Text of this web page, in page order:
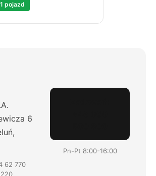
1 pojazd
6
62 770
Pn-Pt 8:00-16:00